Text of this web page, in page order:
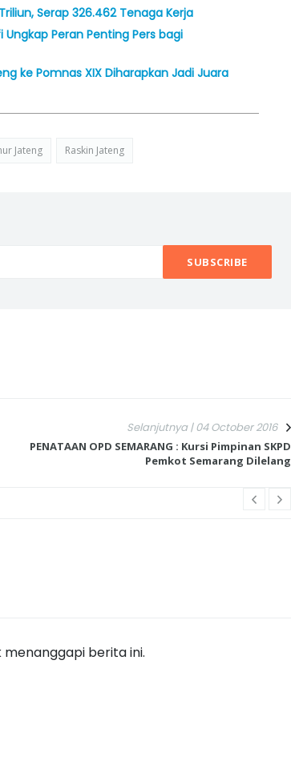
Serap 326.462 Tenaga Kerja
Peran Penting Pers bagi
ke Pomnas XIX Diharapkan Jadi Juara
Jateng Raskin Jateng
Selanjutnya | 04 October 2016
PENATAAN OPD SEMARANG : Kursi Pimpinan SKPD
Pemkot Semarang Dilelang
berita ini.
INI CARA UMAT KRISTIANI SALATIGA